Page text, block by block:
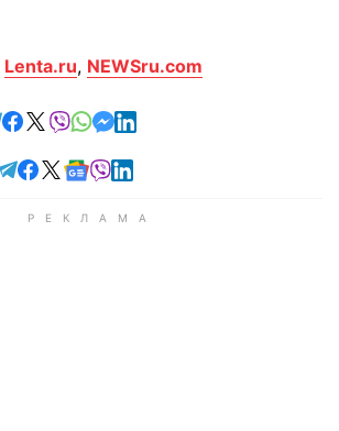
Lenta.ru, NEWSru.com
отправить в Telegram
поделиться в Facebook
поделиться в X
отправить в Viber
отправить в Whatsapp
отправить в Messenger
отправить в LinkedIn
Читайте в Telegram
Читайте в Facebook
Читайте в X
Читайте в Google news
Читайте в Viber
Читайте в LinkedIn